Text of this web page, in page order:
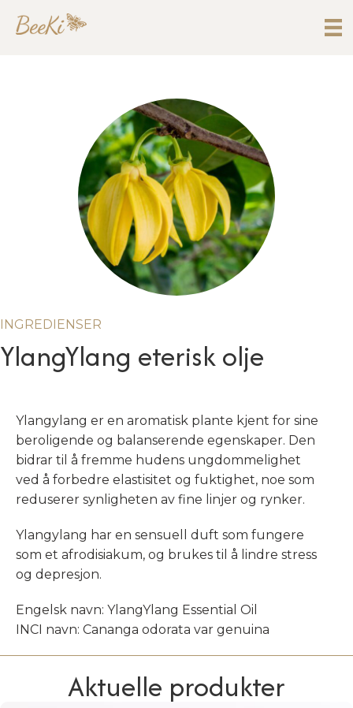
INGREDIENSER
YlangYlang eterisk olje
Ylangylang er en aromatisk plante kjent for sine
beroligende og balanserende egenskaper. Den
bidrar til å fremme hudens ungdommelighet
ved å forbedre elastisitet og fuktighet, noe som
reduserer synligheten av fine linjer og rynker.
Ylangylang har en sensuell duft som fungere
som et afrodisiakum, og brukes til å lindre stress
og depresjon.
Engelsk navn: YlangYlang Essential Oil
INCI navn: Cananga odorata var genuina
Aktuelle produkter